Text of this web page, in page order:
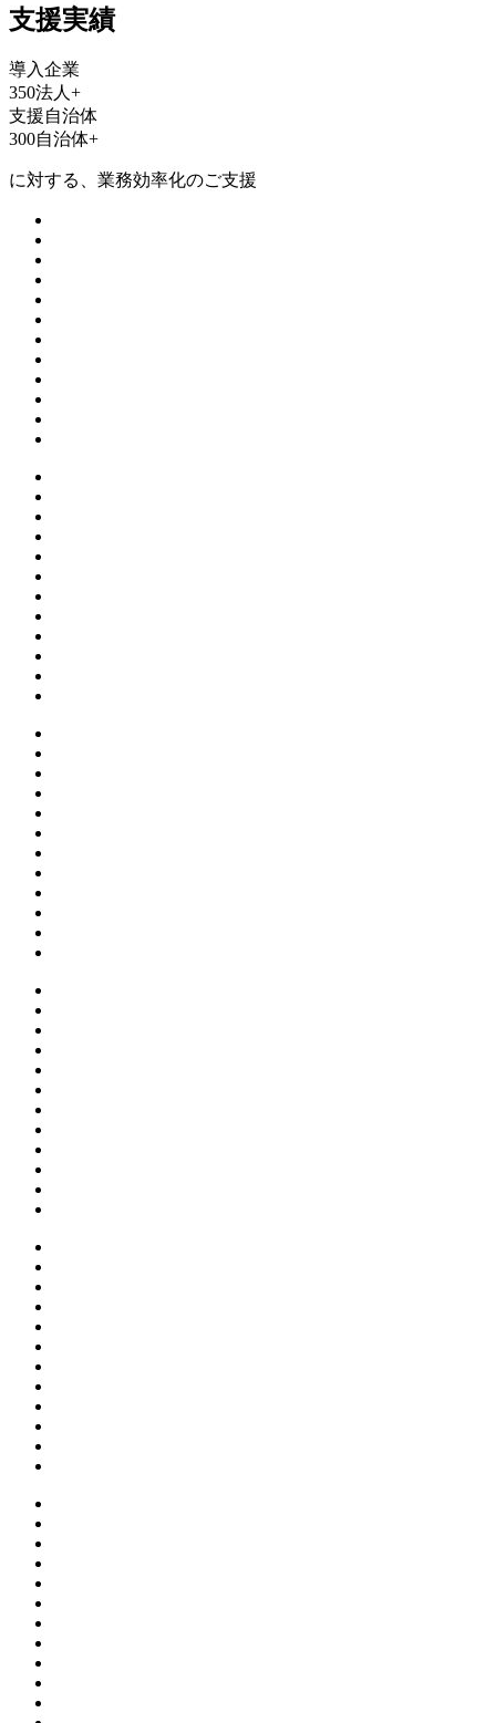
支援実績
導入企業
350法人+
支援自治体
300自治体+
に対する、業務効率化のご支援